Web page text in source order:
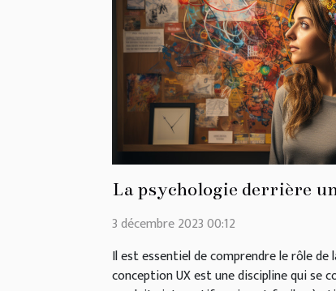
La psychologie derrière
3 décembre 2023 00:12
Il est essentiel de comprendre le rôle de
conception UX est une discipline qui se